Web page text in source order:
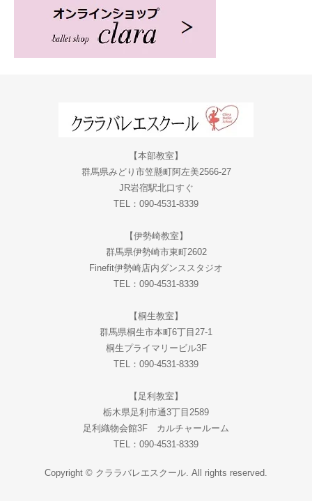
【本部教室】
群馬県みどり市笠懸町阿左美2566-27
JR岩宿駅北口すぐ
TEL：090-4531-8339
【伊勢崎教室】
群馬県伊勢崎市東町2602
Finefit伊勢崎店内ダンススタジオ
TEL：090-4531-8339
【桐生教室】
群馬県桐生市本町6丁目27-1
桐生プライマリービル3F
TEL：090-4531-8339
【足利教室】
栃木県足利市通3丁目2589
足利織物会館3F カルチャールーム
TEL：090-4531-8339
Copyright © クララバレエスクール. All rights reserved.